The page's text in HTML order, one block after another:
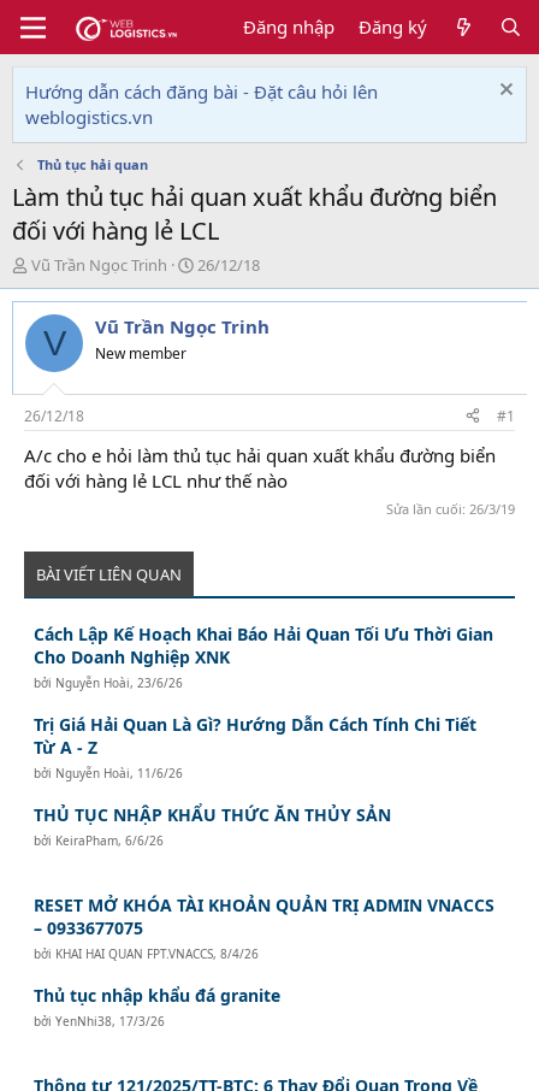
Đăng nhập Đăng ký
Hướng dẫn cách đăng bài - Đặt câu hỏi lên
weblogistics.vn
Thủ tục hải quan
Làm thủ tục hải quan xuất khẩu đường biển
đối với hàng lẻ LCL
T
h
r
e
d
s
t
a
r
t
Vũ Trần Ngọc Trinh
N
g
à
y
i
26/12/18
V Vũ Trần Ngọc Trinh
New member
26/12/18 #1
A/c cho e hỏi làm thủ tục hải quan xuất khẩu đường biển
đối với hàng lẻ LCL như thế nào
Sửa lần cuối: 26/3/19
BÀI VIẾT LIÊN QUAN
Cách Lập Kế Hoạch Khai Báo Hải Quan Tối Ưu Thời Gian
Cho Doanh Nghiệp XNK
bởi Nguyễn Hoài,23/6/26
Trị Giá Hải Quan Là Gì? Hướng Dẫn Cách Tính Chi Tiết
Từ A - Z
bởi Nguyễn Hoài, 11/6/26
THỦ TỤC NHẬP KHẨU THỨC ĂN THỦY SẢN
bởi KeiraPham,6/6/26
RESET MỞ KHÓA TÀI KHOẢN QUẢN TRỊ ADMIN VNACCS
– 0933677075
bởi KHAI HAI QUAN FPT.VNACCS,8/4/26
Thủ tục nhập khẩu đá granite
bởiYenNhi38, 17/3/26
Thông tư 121/2025/TT-BTC: 6 Thay Đổi Quan Trọng Về